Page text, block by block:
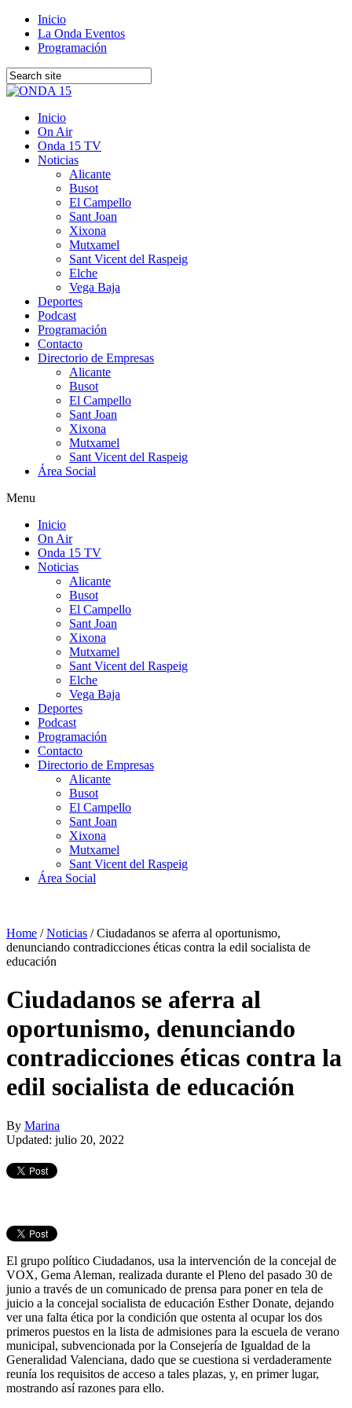
Inicio
La Onda Eventos
Programación
Inicio
On Air
Onda 15 TV
Noticias
Alicante
Busot
El Campello
Sant Joan
Xixona
Mutxamel
Sant Vicent del Raspeig
Elche
Vega Baja
Deportes
Podcast
Programación
Contacto
Directorio de Empresas
Alicante
Busot
El Campello
Sant Joan
Xixona
Mutxamel
Sant Vicent del Raspeig
Área Social
Menu
Inicio
On Air
Onda 15 TV
Noticias
Alicante
Busot
El Campello
Sant Joan
Xixona
Mutxamel
Sant Vicent del Raspeig
Elche
Vega Baja
Deportes
Podcast
Programación
Contacto
Directorio de Empresas
Alicante
Busot
El Campello
Sant Joan
Xixona
Mutxamel
Sant Vicent del Raspeig
Área Social
Home /Noticias /Ciudadanos se aferra al oportunismo,
denunciando contradicciones éticas contra la edil socialista de
educación
Ciudadanos se aferra al
oportunismo, denunciando
contradicciones éticas contra la
edil socialista de educación
By Marina
Updated: julio 20, 2022
El grupo político Ciudadanos, usa la intervención de la concejal de
VOX, Gema Aleman, realizada durante el Pleno del pasado 30 de
junio a través de un comunicado de prensa para poner en tela de
juicio a la concejal socialista de educación Esther Donate, dejando
ver una falta ética por la condición que ostenta al ocupar los dos
primeros puestos en la lista de admisiones para la escuela de verano
municipal, subvencionada por la Consejería de Igualdad de la
Generalidad Valenciana, dado que se cuestiona si verdaderamente
reunía los requisitos de acceso a tales plazas, y, en primer lugar,
mostrando así razones para ello.